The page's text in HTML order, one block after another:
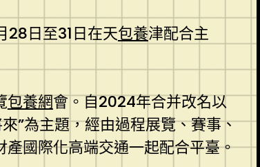
28日至31日在天包養津配合主
包養網會。自2024年合并改名以
”為主題，經由過程展覽、賽事、
國際化高端交通一起配合平臺。